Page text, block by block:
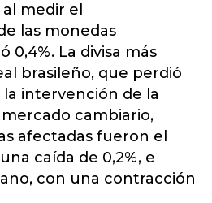
medir el
las monedas
0,4%. La divisa más
brasileño, que perdió
intervención de la
cambiario,
afectadas fueron el
caída de 0,2%, e
con una contracción